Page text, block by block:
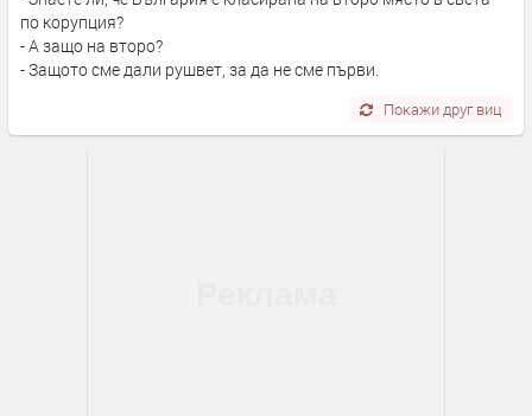
по корупция?
- А защо на второ?
- Защото сме дали рушвет, за да не сме първи.
Покажи друг виц